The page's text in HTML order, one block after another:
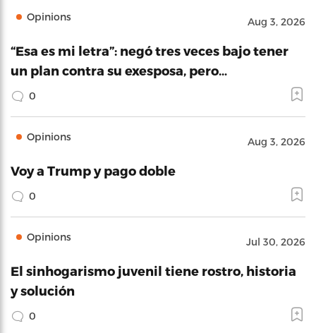
Opinions Aug 3, 2026
“Esa es mi letra”: negó tres veces bajo tener
un plan contra su exesposa, pero…
0
Opinions Aug 3, 2026
Voy a Trump y pago doble
0
Opinions Jul 30, 2026
El sinhogarismo juvenil tiene rostro, historia
y solución
0